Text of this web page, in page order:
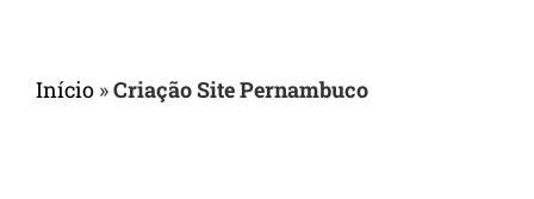
Início »Criação Site Pernambuco